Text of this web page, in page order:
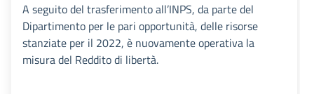
A seguito del trasferimento all’INPS, da parte del
Dipartimento per le pari opportunità, delle risorse
stanziate per il 2022, è nuovamente operativa la
misura del Reddito di libertà.